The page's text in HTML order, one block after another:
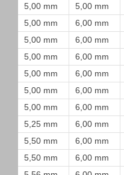
5,00 mm
5,00 mm
5,00 mm
6,00 mm
5,00 mm
6,00 mm
5,00 mm
6,00 mm
5,00 mm
6,00 mm
5,00 mm
6,00 mm
5,00 mm
6,00 mm
5,25 mm
6,00 mm
5,50 mm
6,00 mm
5,50 mm
6,00 mm